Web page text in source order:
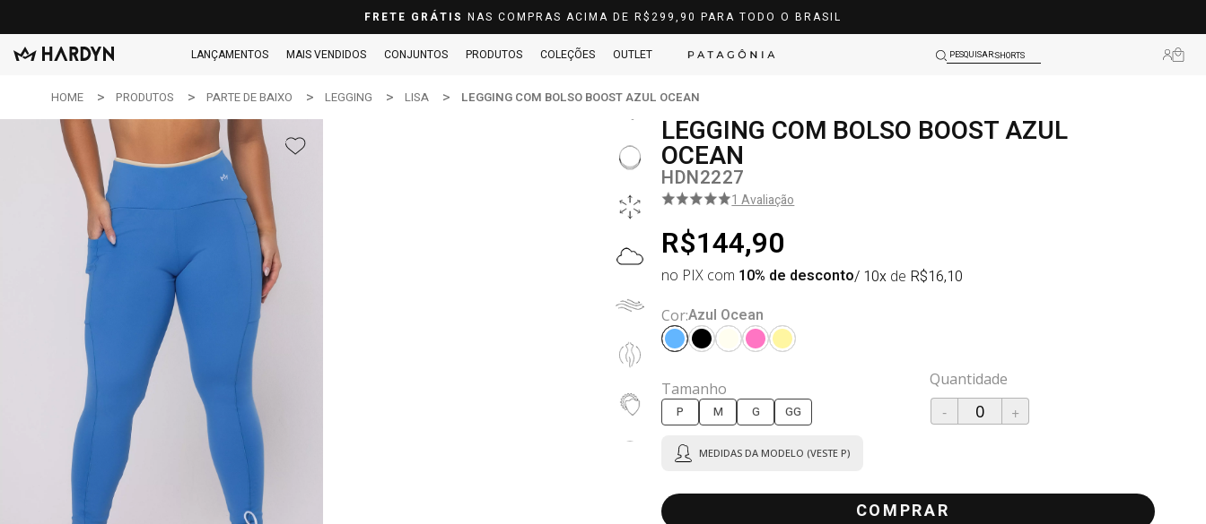
FRETE GRÁTIS NAS COMPRAS ACIMA DE R$299,90 PARA TODO O BRASIL
LANÇAMENTOS MAIS VENDIDOS CONJUNTOS PRODUTOS COLEÇÕES OUTLET PESQUISAR:SHORTS
LEGGINGS
HOME PRODUTOS PARTE DE BAIXO LEGGING LISA LEGGING COM BOLSO BOOST AZUL OCEAN
LEGGING COM BOLSO BOOST AZUL
OCEAN
HDN2227
1 Avaliação
R$144,90
no PIX com 10% de desconto/ 10x de R$16,10
Cor:Azul Ocean
Tamanho
P M G GG - +
MEDIDAS DA MODELO (VESTE P)
COMPRAR